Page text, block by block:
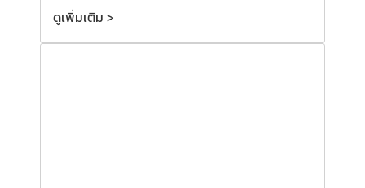
ดูเพิ่มเติม >